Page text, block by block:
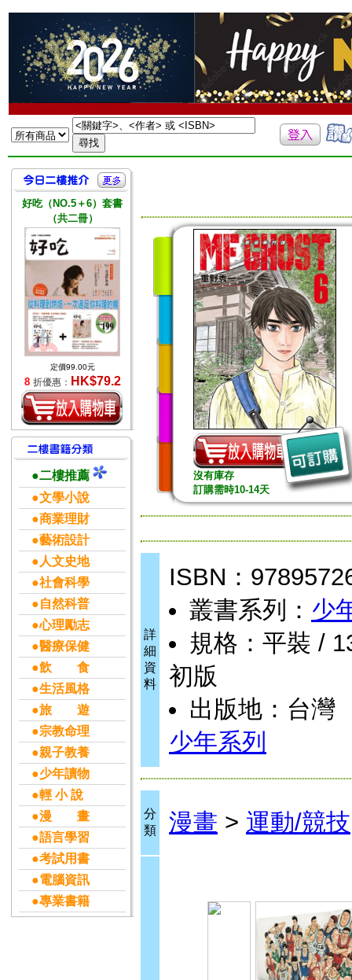
好吃（NO.5＋6）套書
（共二冊）
定價99.00元
8 折優惠： HK$79.2
●二樓推薦
●文學小說
●商業理財
●藝術設計
●人文史地
●社會科學
●自然科普
●心理勵志
●醫療保健
●飲 食
●生活風格
●旅 遊
●宗教命理
●親子教養
●少年讀物
●輕 小 說
●漫 畫
●語言學習
●考試用書
●電腦資訊
●專業書籍
沒有庫存
訂購需時10-14天
詳
細
資
料
ISBN：
叢書系列： 少
規格：平裝 /
初版
出版地：台灣
少年系列
分
類
漫畫 > 運動/競技